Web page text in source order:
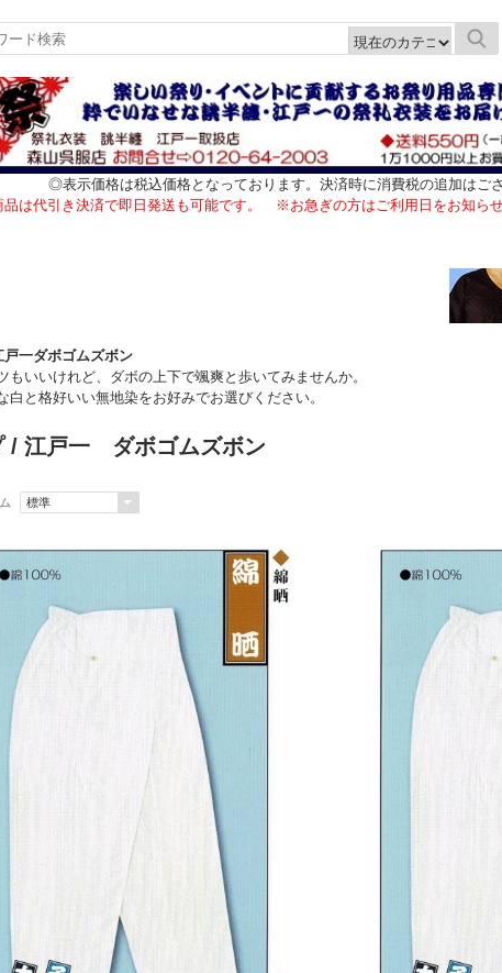
◎表示価格は税込価格となっております。決済時に消費税の追加はご
は代引き決済で即日発送も可能です。 ※お急ぎの方はご利用日をお知ら
戸一ダボゴムズボン
もいいけれど、ダボの上下で颯爽と歩いてみませんか。
白と格好いい無地染をお好みでお選びください。
/ 江戸一 ダボゴムズボン